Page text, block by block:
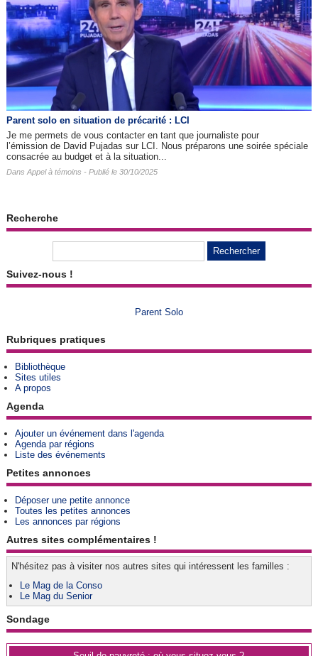
Parent solo en situation de précarité : LCI
Je me permets de vous contacter en tant que journaliste pour
l’émission de David Pujadas sur LCI. Nous préparons une soirée spéciale
consacrée au budget et à la situation...
Dans Appel à témoins - Publié le 30/10/2025
Recherche
Suivez-nous !
Parent Solo
Rubriques pratiques
Bibliothèque
Sites utiles
A propos
Agenda
Ajouter un événement dans l'agenda
Agenda par régions
Liste des événements
Petites annonces
Déposer une petite annonce
Toutes les petites annonces
Les annonces par régions
Autres sites complémentaires !
N'hésitez pas à visiter nos autres sites qui intéressent les familles :
Le Mag de la Conso
Le Mag du Senior
Sondage